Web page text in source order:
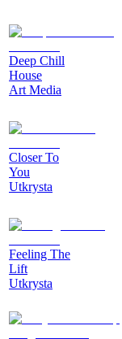
Deep Chill
House
Art Media
Closer To
You
Utkrysta
Feeling The
Lift
Utkrysta